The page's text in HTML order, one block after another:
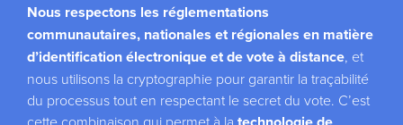
Nous respectons les réglementations
communautaires, nationales et régionales en matière
d’identification électronique et de vote à distance, et
nous utilisons la cryptographie pour garantir la traçabilité
du processus tout en respectant le secret du vote. C’est